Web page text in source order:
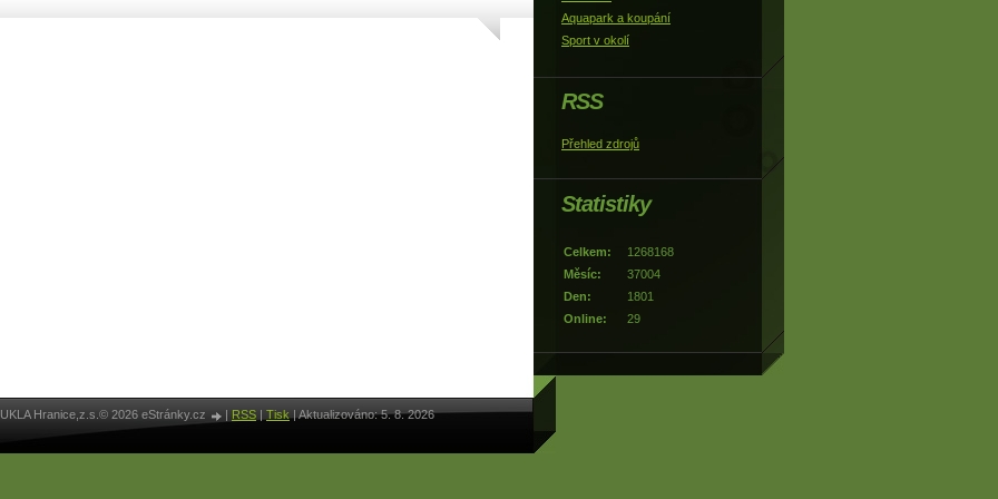
Aquapark a koupání
Sport v okolí
RSS
Přehled zdrojů
Statistiky
Online: 29
Celkem:
1268168
Měsíc:
37004
Den:
1801
Hranice,z.s.© 2026 eStránky.cz RSS Tisk Aktualizováno: 5. 8. 2026